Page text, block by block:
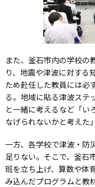
また、釜石市内の学校の
り、地震や津波に対する
ため赴任した教員には必
る。地域に貼る津波ステ
と一緒に考えるなど「い
なげられないかと考えた
一方、各学校で津波・防
足りない。そこで、釜石
班を立ち上げ、算数や体
み込んだプログラムと教